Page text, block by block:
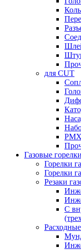
для CUT
PMX
Газовые
Горелки
Горелки
Резаки
С